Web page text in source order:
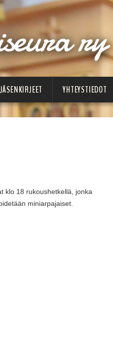
ry
JÄSENKIRJEET YHTEYSTIEDOT
klo 18 rukoushetkellä, jonka
miniarpajaiset.